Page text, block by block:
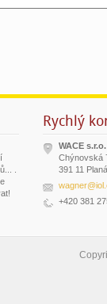
.
Rychlý
WACE s.r.o.
Chýnovská
391 11
+420 381